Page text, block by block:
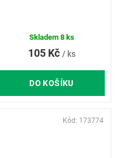
105 Kč / ks
DO KOŠÍKU
Skladem 8 ks
Kód: 173774